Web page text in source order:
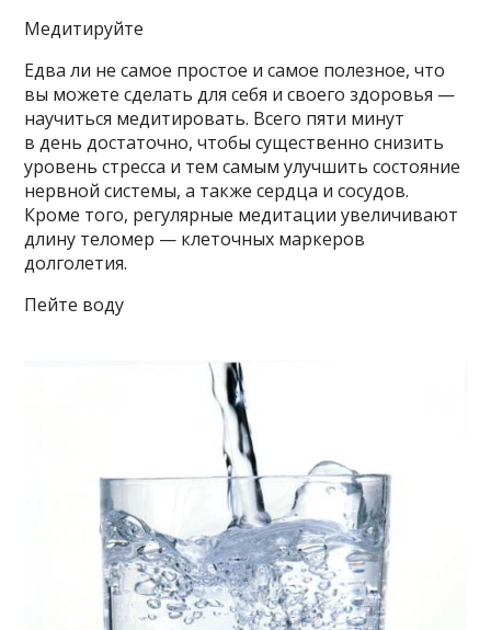
Медитируйте
Едва ли не самое простое и самое полезное, что
вы можете сделать для себя и своего здоровья —
научиться медитировать. Всего пяти минут
в день достаточно, чтобы существенно снизить
уровень стресса и тем самым улучшить состояние
нервной системы, а также сердца и сосудов.
Кроме того, регулярные медитации увеличивают
длину теломер — клеточных маркеров
долголетия.
Пейте воду